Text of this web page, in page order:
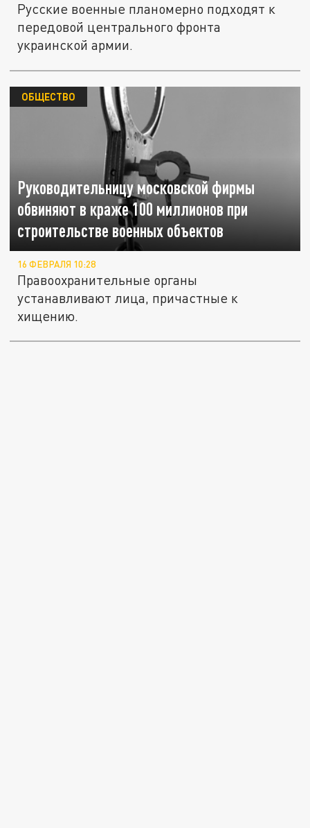
Русские военные планомерно подходят к
передовой центрального фронта
украинской армии.
Руководительницу московской фирмы
обвиняют в краже 100 миллионов при
строительстве военных объектов
ОБЩЕСТВО
16 ФЕВРАЛЯ 10:28
Правоохранительные органы
устанавливают лица, причастные к
хищению.